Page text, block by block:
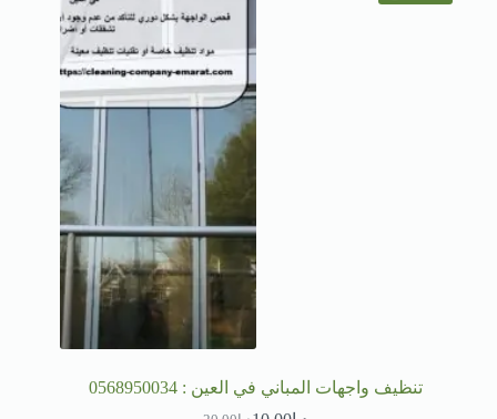
تنظيف واجهات المباني في العين : 0568950034